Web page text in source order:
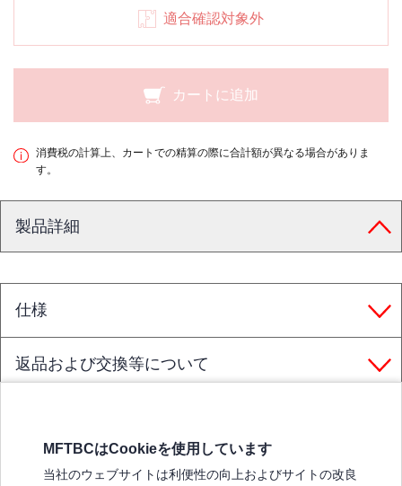
適合確認対象外
カートに追加
消費税の計算上、カートでの精算の際に合計額が異なる場合がありま
す。
製品詳細
仕様
返品および交換等について
MFTBCはCookieを使用しています
当社のウェブサイトは利便性の向上およびサイトの改良